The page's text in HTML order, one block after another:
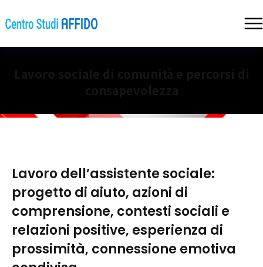
Lavoro dell’assistente sociale:
progetto di aiuto, azioni di
comprensione, contesti sociali e
relazioni positive, esperienza di
prossimità, connessione emotiva